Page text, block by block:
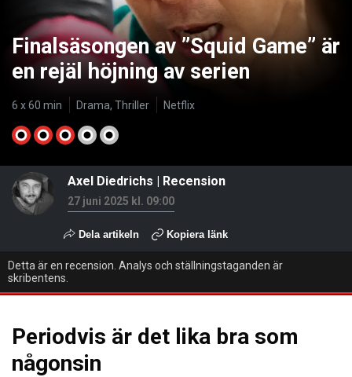
Finalsäsongen av ”Squid Game” är
en rejäl höjning av serien
6 x 60 min Drama, Thriller Netflix
Axel Diedrichs | Recension
27 juni 2025 kl. 09:00
Dela artikeln Kopiera länk
Detta är en recension. Analys och ställningstaganden är
skribentens.
Periodvis är det lika bra som
någonsin